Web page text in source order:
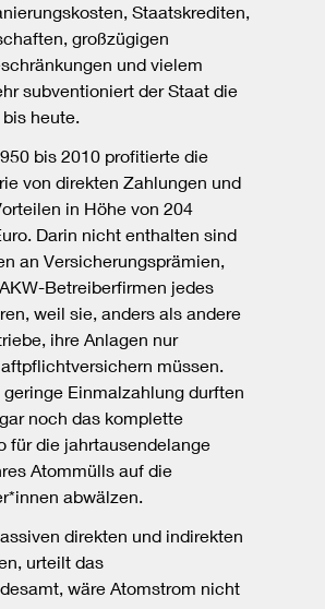
Staatskrediten,
großzügigen
und vielem
subventioniert der Staat die
heute.
bis 2010 profitierte die
von direkten Zahlungen und
in Höhe von 204
Darin nicht enthalten sind
an Versicherungsprämien,
Betreiberfirmen jedes
weil sie, anders als andere
ihre Anlagen nur
müssen.
Einmalzahlung durften
noch das komplette
für die jahrtausendelange
Atommülls auf die
abwälzen.
direkten und indirekten
urteilt das
wäre Atomstrom nicht